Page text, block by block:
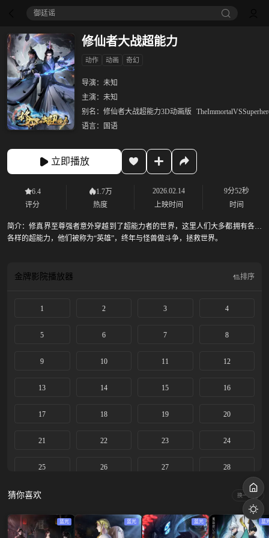
御廷谣‎
修仙者大战超能力
动作 动画 奇幻
导演： 未知
主演： 未知
别名： 修仙者大战超能力3D动画版
语言：
国语
立即播放
6.4
评分
1.7万
热度
2026.02.14
上映时间
9分52秒
时间
简介：修真界至尊强者意外穿越到了超能力者的世界，这里人们大多都拥有各种
各样的超能力，他们被称为“英雄”，终年与怪兽做斗争，拯救世界。
金牌影院播放器 排序
1 2 3 4
5 6 7 8
9 10 11 12
13 14 15 16
17 18 19 20
21 22 23 24
25 26 27 28
29
33 34 35 36
猜你喜欢 换一换
蓝光 蓝光 蓝光 蓝